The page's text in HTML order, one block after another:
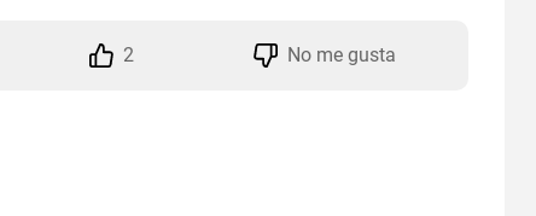
2 No me gusta